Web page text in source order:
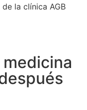
la clínica AGB